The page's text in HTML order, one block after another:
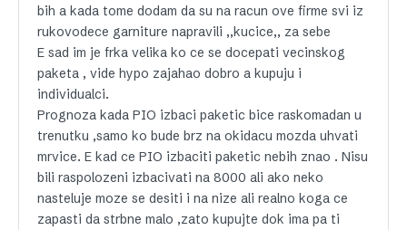
bih a kada tome dodam da su na racun ove firme svi iz
rukovodece garniture napravili ,,kucice,, za sebe
E sad im je frka velika ko ce se docepati vecinskog
paketa , vide hypo zajahao dobro a kupuju i
individualci.
Prognoza kada PIO izbaci paketic bice raskomadan u
trenutku ,samo ko bude brz na okidacu mozda uhvati
mrvice. E kad ce PIO izbaciti paketic nebih znao . Nisu
bili raspolozeni izbacivati na 8000 ali ako neko
nasteluje moze se desiti i na nize ali realno koga ce
zapasti da strbne malo ,zato kupujte dok ima pa ti